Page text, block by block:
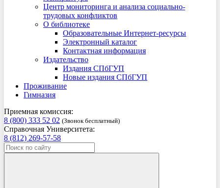
Центр мониторинга и анализа социально-
трудовых конфликтов
О библиотеке
Образовательные Интернет-ресурсы
Электронный каталог
Контактная информация
Издательство
Издания СПбГУП
Новые издания СПбГУП
Проживание
Гимназия
Приемная комиссия:
8 (800) 333 52 02 (Звонок бесплатный)
Справочная Университета:
8 (812) 269-57-58